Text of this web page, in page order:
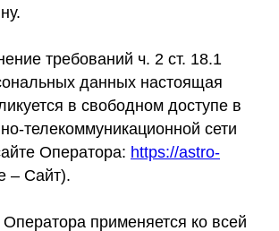
требований ч. 2 ст. 18.1
данных настоящая
в свободном доступе в
телекоммуникационной сети
Оператора: https://astro-
– Сайт).
применяется ко всей